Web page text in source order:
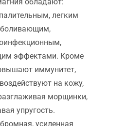
обладают:
легким
эффектами. Кроме
иммунитет,
на кожу,
морщинки,
упругость.
усиленная